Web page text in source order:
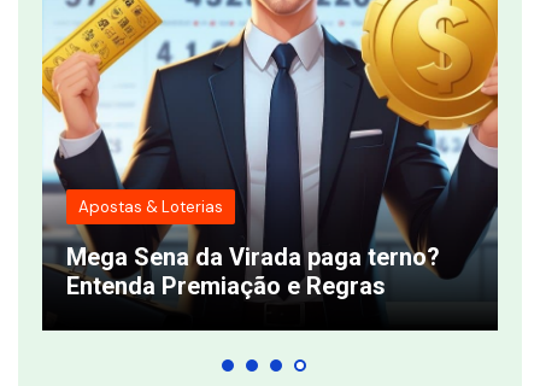
Apostas & Loterias
Mega Sena da Virada paga terno?
Entenda Premiação e Regras